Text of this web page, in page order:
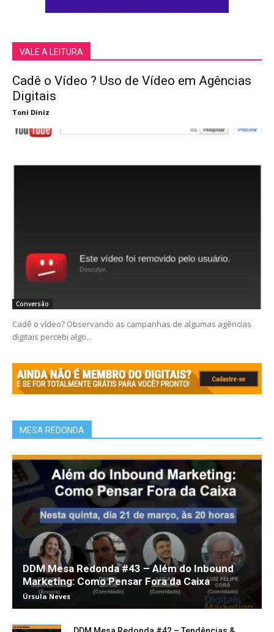
VALE A LEITURA
Cadê o Vídeo ? Uso de Vídeo em Agências
Digitais
Toni Diniz
Conversão
Cadê o vídeo? Observando as campanhas de algumas agências
digitais percebi algo...
MESA REDONDA
DDM Mesa Redonda #43 – Além do Inbound
Marketing: Como Pensar Fora da Caixa
Úrsula Neves